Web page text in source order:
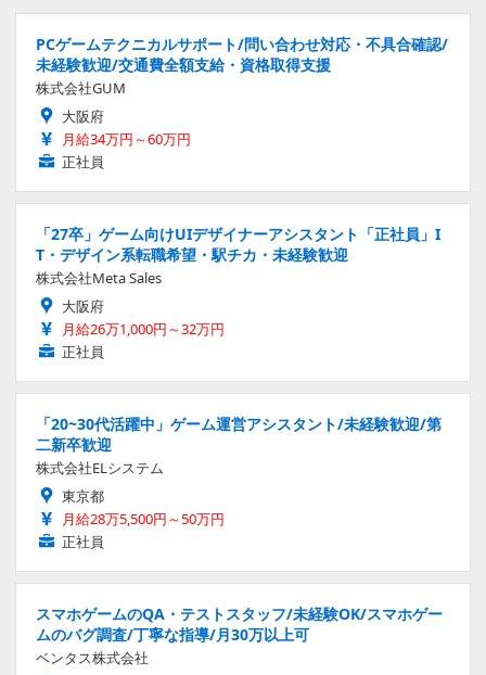
PCゲームテクニカルサポート/問い合わせ対応・不具合確認/
未経験歓迎/交通費全額支給・資格取得支援
株式会社GUM
大阪府
月給34万円～60万円
正社員
「27卒」ゲーム向けUIデザイナーアシスタント「正社員」I
T・デザイン系転職希望・駅チカ・未経験歓迎
株式会社Meta Sales
大阪府
月給26万1,000円～32万円
正社員
「20~30代活躍中」ゲーム運営アシスタント/未経験歓迎/第
二新卒歓迎
株式会社ELシステム
東京都
月給28万5,500円～50万円
正社員
スマホゲームのQA・テストスタッフ/未経験OK/スマホゲー
ムのバグ調査/丁寧な指導/月30万以上可
ベンタス株式会社